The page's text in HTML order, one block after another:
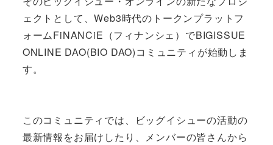
ェクトとして、Web3時代のトークンプラットフ
ォームFiNANCiE（フィナンシェ）でBIGISSUE
ONLINE DAO(BIO DAO)コミュニティが始動しま
す。
このコミュニティでは、ビッグイシューの活動の
最新情報をお届けしたり、メンバーの皆さんから